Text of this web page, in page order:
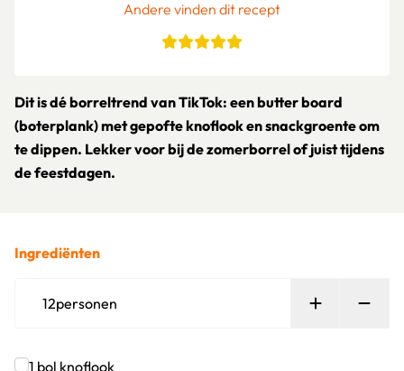
Andere vinden dit recept
Dit is dé borreltrend van TikTok: een butter board
(boterplank) met gepofte knoflook en snackgroente om
te dippen. Lekker voor bij de zomerborrel of juist tijdens
de feestdagen.
Ingrediënten
12personen Persoon
1 bol knoflook